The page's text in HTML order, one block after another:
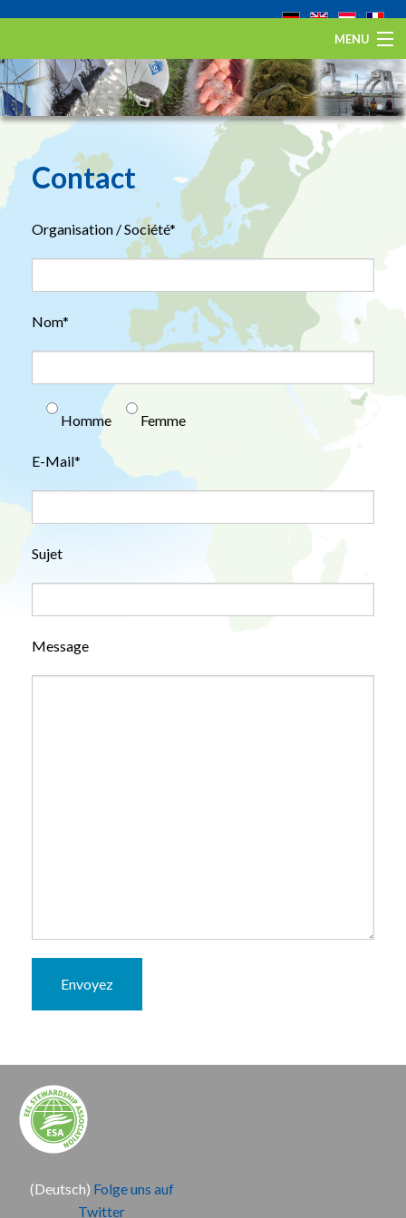
MENU
Home
L’anguille européenne
Eel Stewardship Fund
Contact
Organisation / Société*
Nom*
Homme Femme
E-Mail*
Sujet
Message
Envoyez
(Deutsch) Folge uns auf
Twitter